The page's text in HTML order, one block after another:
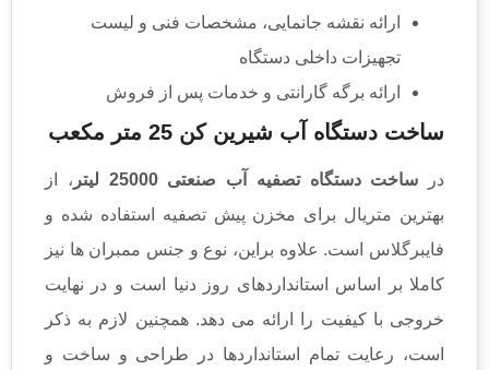
ارائه نقشه جانمایی، مشخصات فنی و لیست
تجهیزات داخلی دستگاه
ارائه برگه گارانتی و خدمات پس از فروش
ساخت دستگاه آب شیرین کن 25 متر مکعب
در ساخت دستگاه تصفیه آب صنعتی 25000 لیتر
، از
بهترین متریال برای مخزن پیش تصفیه استفاده شده و
فایبرگلاس است. علاوه براین، نوع و جنس ممبران ها نیز
کاملا بر اساس استانداردهای روز دنیا است و در نهایت
خروجی با کیفیت را ارائه می دهد. همچنین لازم به ذکر
است، رعایت تمام استانداردها در طراحی و ساخت و